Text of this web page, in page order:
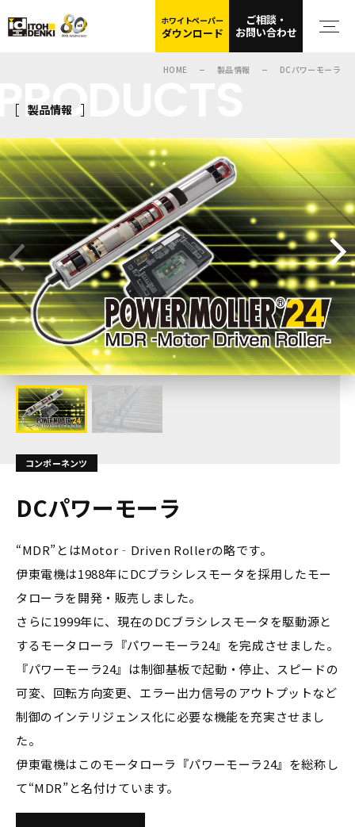
ホワイトペーパー
ダウンロード
ご相談・
お問い合わせ
HOME 製品情報 DCパワーモーラ
製品情報
コンポーネンツ
DCパワーモーラ
“MDR”とはMotor‐Driven Rollerの略です。
伊東電機は1988年にDCブラシレスモータを採用したモー
タローラを開発・販売しました。
さらに1999年に、現在のDCブラシレスモータを駆動源と
するモータローラ『パワーモーラ24』を完成させました。
『パワーモーラ24』は制御基板で起動・停止、スピードの
可変、回転方向変更、エラー出力信号のアウトプットなど
制御のインテリジェンス化に必要な機能を充実させまし
た。
伊東電機はこのモータローラ『パワーモーラ24』を総称し
て“MDR”と名付けています。